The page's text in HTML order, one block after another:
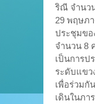
ริณี จำนว
29 พฤษภ
ประชุมข
จำนวน 8
เป็นการป
ระดับแขว
เพื่อร่วมกั
เดินในภา